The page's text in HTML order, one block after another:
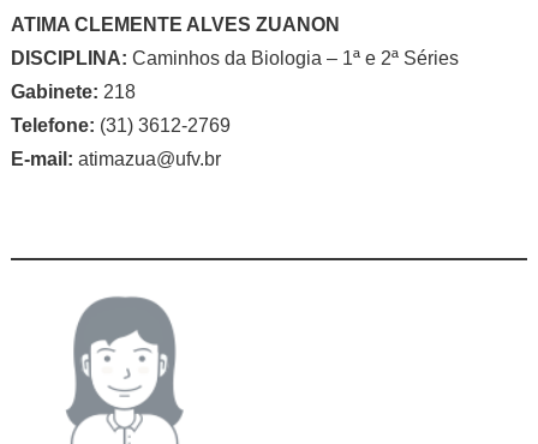
ATIMA CLEMENTE ALVES ZUANON
DISCIPLINA: Caminhos da Biologia – 1ª e 2ª Séries
Gabinete: 218
Telefone: (31) 3612-2769
E-mail: atimazua@ufv.br